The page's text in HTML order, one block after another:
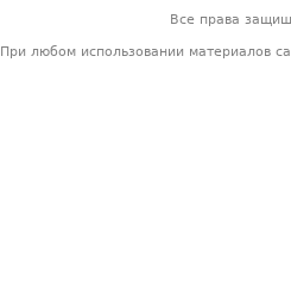
Все права
При любом использовании материалов